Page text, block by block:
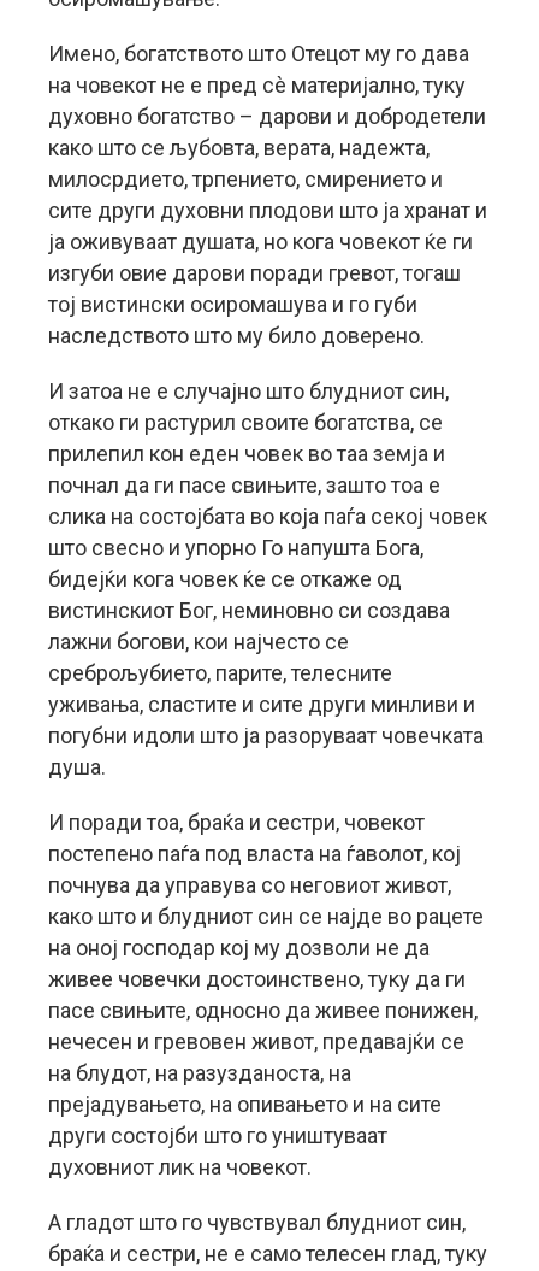
Имено, богатството што Отецот му го дава
на човекот не е пред сè материјално, туку
духовно богатство – дарови и добродетели
како што се љубовта, верата, надежта,
милосрдието, трпението, смирението и
сите други духовни плодови што ја хранат и
ја оживуваат душата, но кога човекот ќе ги
изгуби овие дарови поради гревот, тогаш
тој вистински осиромашува и го губи
наследството што му било доверено.
И затоа не е случајно што блудниот син,
откако ги растурил своите богатства, се
прилепил кон еден човек во таа земја и
почнал да ги пасе свињите, зашто тоа е
слика на состојбата во која паѓа секој човек
што свесно и упорно Го напушта Бога,
бидејќи кога човек ќе се откаже од
вистинскиот Бог, неминовно си создава
лажни богови, кои најчесто се
среброљубието, парите, телесните
уживања, сластите и сите други минливи и
погубни идоли што ја разоруваат човечката
душа.
И поради тоа, браќа и сестри, човекот
постепено паѓа под власта на ѓаволот, кој
почнува да управува со неговиот живот,
како што и блудниот син се најде во рацете
на оној господар кој му дозволи не да
живее човечки достоинствено, туку да ги
пасе свињите, односно да живее понижен,
нечесен и гревовен живот, предавајќи се
на блудот, на разузданоста, на
прејадувањето, на опивањето и на сите
други состојби што го уништуваат
духовниот лик на човекот.
А гладот што го чувствувал блудниот син,
браќа и сестри, не е само телесен глад, туку